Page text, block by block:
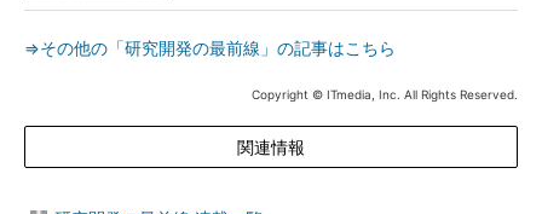
⇒その他の「研究開発の最前線」の記事はこちら
Copyright © ITmedia, Inc. All Rights Reserved.
関連情報